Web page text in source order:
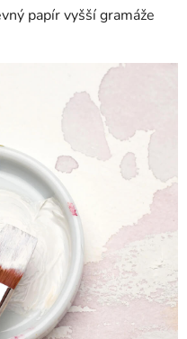
papír vyšší gramáže